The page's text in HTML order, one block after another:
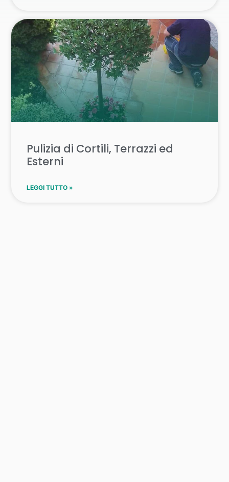
Pulizia di Cortili, Terrazzi ed
Esterni
LEGGI TUTTO »